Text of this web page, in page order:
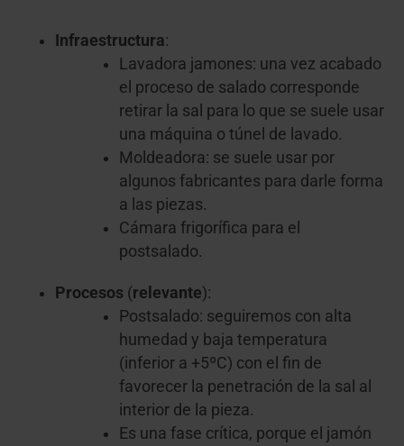
Infraestructura:
Lavadora jamones: una vez acabado
el proceso de salado corresponde
retirar la sal para lo que se suele usar
una máquina o túnel de lavado.
Moldeadora: se suele usar por
algunos fabricantes para darle forma
a las piezas.
Cámara frigorífica para el
postsalado.
Procesos (relevante):
Postsalado: seguiremos con alta
humedad y baja temperatura
(inferior a +5ºC) con el fin de
favorecer la penetración de la sal al
interior de la pieza.
Es una fase crítica, porque el jamón